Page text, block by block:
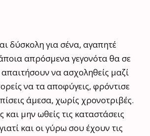
δύσκολη για σένα, αγαπητέ
απρόσμενα γεγονότα θα σε
να ασχοληθείς μαζί
να τα αποφύγεις, φρόντισε
άμεσα, χωρίς χρονοτριβές.
και μην ωθείς τις καταστάσεις
και οι γύρω σου έχουν τις